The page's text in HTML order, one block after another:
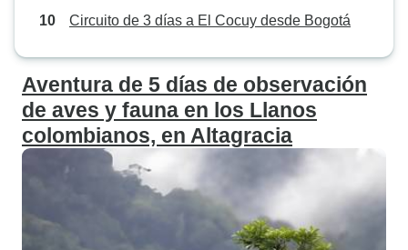
Circuito de 3 días a El Cocuy desde Bogotá
Aventura de 5 días de observación
de aves y fauna en los Llanos
colombianos, en Altagracia